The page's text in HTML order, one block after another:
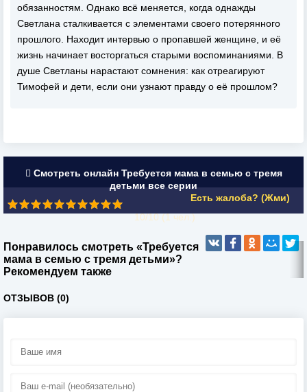
обязанностям. Однако всё меняется, когда однажды
Светлана сталкивается с элементами своего потерянного
прошлого. Находит интервью о пропавшей женщине, и её
жизнь начинает восторгаться старыми воспоминаниями. В
душе Светланы нарастают сомнения: как отреагируют
Тимофей и дети, если они узнают правду о её прошлом?
Смотреть онлайн Требуется мама в семью с тремя
детьми все серии
Есть жалоба? (Жми)
10/10 (1чел.)
Понравилось смотреть «Требуется
мама в семью с тремя детьми»?
Рекомендуем также
ОТЗЫВОВ (0)